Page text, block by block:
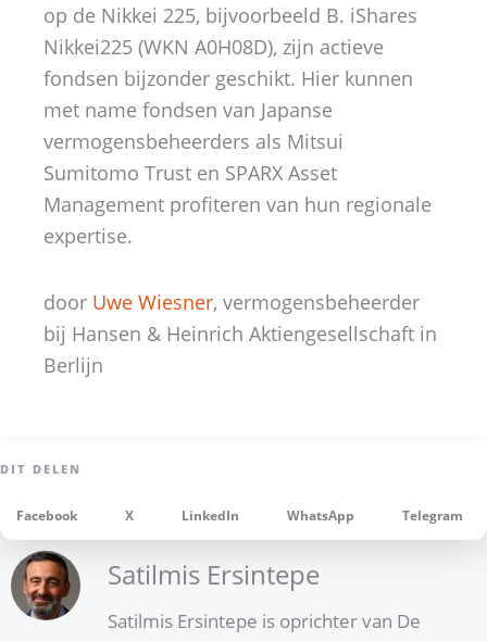
op de Nikkei 225, bijvoorbeeld B. iShares
Nikkei225 (WKN A0H08D), zijn actieve
fondsen bijzonder geschikt. Hier kunnen
met name fondsen van Japanse
vermogensbeheerders als Mitsui
Sumitomo Trust en SPARX Asset
Management profiteren van hun regionale
expertise.
door Uwe Wiesner, vermogensbeheerder
bij Hansen & Heinrich Aktiengesellschaft in
Berlijn
Facebook X LinkedIn WhatsApp Telegram
Satilmis Ersintepe
Satilmis Ersintepe is oprichter van De